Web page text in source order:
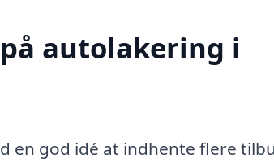
autolakering i
en god idé at indhente flere